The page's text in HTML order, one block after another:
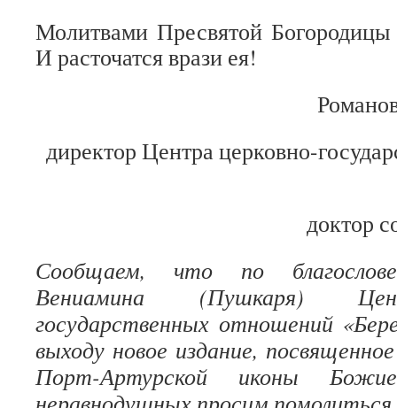
Молитвами Пресвятой Богородицы
И расточатся врази ея!
директор Центра церковно-
доктор
Сообщаем, что по
Вениамина (Пушкаря)
государственных отношений
выходу новое издание,
Порт-Артурской иконы